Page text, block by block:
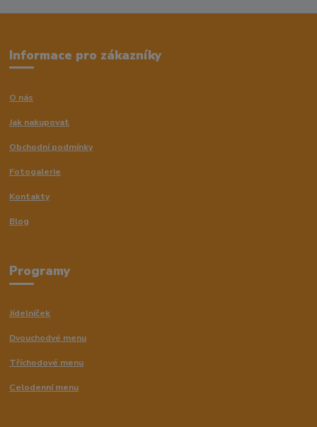
Informace pro zákazníky
O nás
Jak nakupovat
Obchodní podmínky
Fotogalerie
Kontakty
Blog
Programy
Jídelníček
Dvouchodvé menu
Tříchodové menu
Celodenní menu